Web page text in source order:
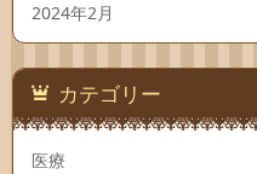
2024年2月
カテゴリー
医療